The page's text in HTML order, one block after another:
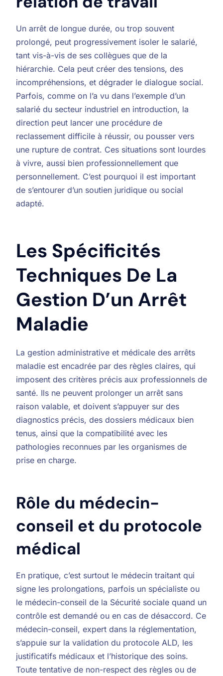
Un arrêt de longue durée, ou trop souvent
prolongé, peut progressivement isoler le salarié,
tant vis-à-vis de ses collègues que de la
hiérarchie. Cela peut créer des tensions, des
incompréhensions, et dégrader le dialogue social.
Parfois, comme on l’a vu dans l’exemple d’un
salarié du secteur industriel en introduction, la
direction peut lancer une procédure de
reclassement difficile à réussir, ou pousser vers
une rupture de contrat. Ces situations sont lourdes
à vivre, aussi bien professionnellement que
personnellement. C’est pourquoi il est important
de s’entourer d’un soutien juridique ou social
adapté.
Les Spécificités
Techniques De La
Gestion D’un Arrêt
Maladie
La gestion administrative et médicale des arrêts
maladie est encadrée par des règles claires, qui
imposent des critères précis aux professionnels de
santé. Ils ne peuvent prolonger un arrêt sans
raison valable, et doivent s’appuyer sur des
diagnostics précis, des dossiers médicaux bien
tenus, ainsi que la compatibilité avec les
pathologies reconnues par les organismes de
prise en charge.
Rôle du médecin-
conseil et du protocole
médical
En pratique, c’est surtout le médecin traitant qui
signe les prolongations, parfois un spécialiste ou
le médecin-conseil de la Sécurité sociale quand un
contrôle est demandé ou en cas de désaccord. Ce
médecin-conseil, expert dans la réglementation,
s’appuie sur la validation du protocole ALD, les
justificatifs médicaux et l’historique des soins.
Toute tentative de non-respect des règles ou de